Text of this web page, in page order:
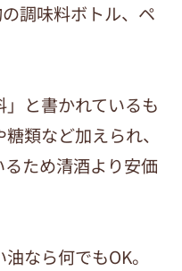
調味料ボトル、ペ
と書かれているも
類など加えられ、
ため清酒より安価
なら何でもOK。